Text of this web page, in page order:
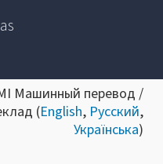
Машинный перевод /
(English, Русский,
Українська)